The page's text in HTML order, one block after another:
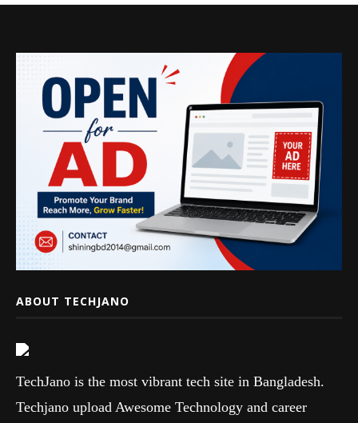
ABOUT TECHJANO
TechJano is the most vibrant tech site in Bangladesh.
Techjano upload Awesome Technology and career